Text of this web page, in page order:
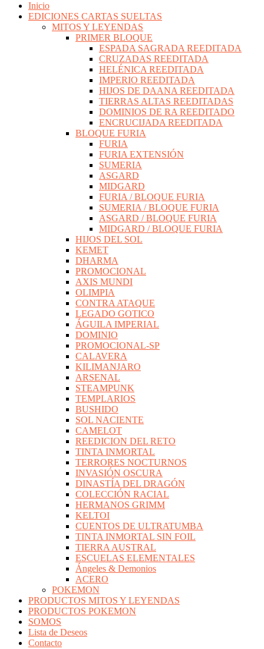
Inicio
EDICIONES CARTAS SUELTAS
MITOS Y LEYENDAS
PRIMER BLOQUE
ESPADA SAGRADA REEDITADA
CRUZADAS REEDITADA
HELÉNICA REEDITADA
IMPERIO REEDITADA
HIJOS DE DAANA REEDITADA
TIERRAS ALTAS REEDITADAS
DOMINIOS DE RA REEDITADO
ENCRUCIJADA REEDITADA
BLOQUE FURIA
FURIA
FURIA EXTENSIÓN
SUMERIA
ASGARD
MIDGARD
FURIA / BLOQUE FURIA
SUMERIA / BLOQUE FURIA
ASGARD / BLOQUE FURIA
MIDGARD / BLOQUE FURIA
HIJOS DEL SOL
KEMET
DHARMA
PROMOCIONAL
AXIS MUNDI
OLIMPIA
CONTRA ATAQUE
LEGADO GOTICO
ÁGUILA IMPERIAL
DOMINIO
PROMOCIONAL-SP
CALAVERA
KILIMANJARO
ARSENAL
STEAMPUNK
TEMPLARIOS
BUSHIDO
SOL NACIENTE
CAMELOT
REEDICION DEL RETO
TINTA INMORTAL
TERRORES NOCTURNOS
INVASIÓN OSCURA
DINASTÍA DEL DRAGÓN
COLECCIÓN RACIAL
HERMANOS GRIMM
KELTOI
CUENTOS DE ULTRATUMBA
TINTA INMORTAL SIN FOIL
TIERRA AUSTRAL
ESCUELAS ELEMENTALES
Ángeles & Demonios
ACERO
POKEMON
PRODUCTOS MITOS Y LEYENDAS
PRODUCTOS POKEMON
SOMOS
Lista de Deseos
Contacto